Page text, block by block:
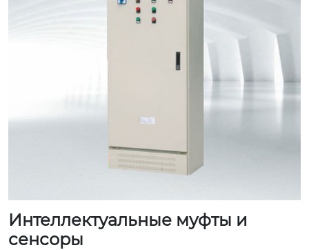
Интеллектуальные муфты и
сенсоры